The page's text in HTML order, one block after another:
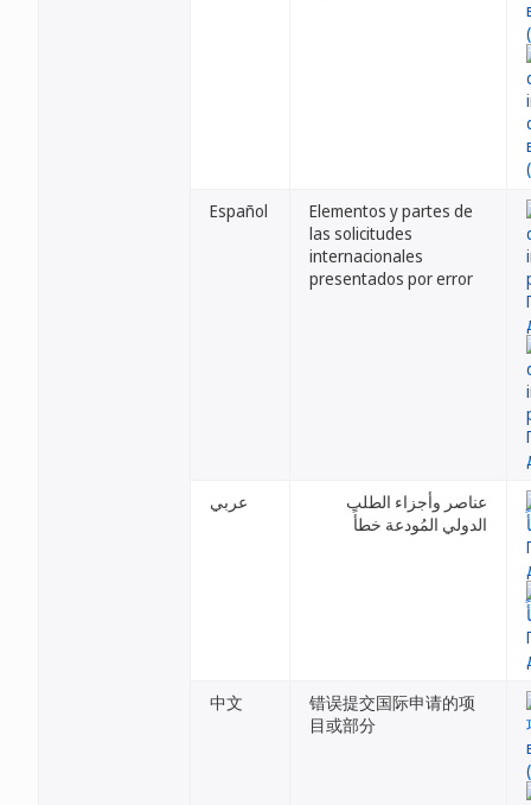
Español
Elementos y partes de
las solicitudes
internacionales
presentados por error
عربي
عناصر وأجزاء الطلب
الدولي المُودعة خطأً
中文
错误提交国际申请的项
目或部分